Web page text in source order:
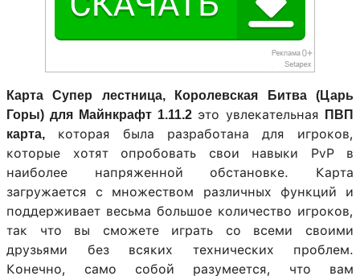
Карта Супер лестница, Королевская Битва (Царь
Горы) для Майнкрафт 1.11.2 это увлекательная ПВП
карта, которая была разработана для игроков,
которые хотят опробовать свои навыки PvP в
наиболее напряженной обстановке. Карта
загружается с множеством различных функций и
поддерживает весьма большое количество игроков,
так что вы сможете играть со всеми своими
друзьями без всяких технических проблем.
Конечно, само собой разумеется, что вам